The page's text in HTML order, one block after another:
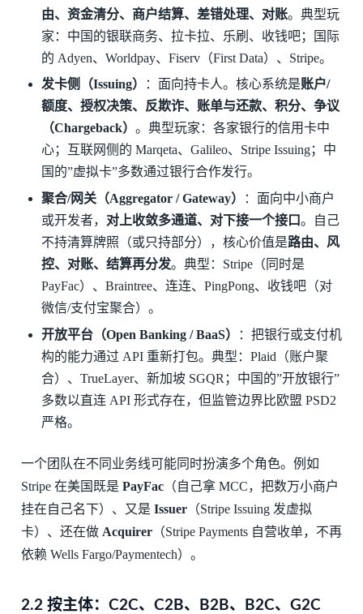
由、资金清分、商户结算、差错处理、对账。典型玩
家：中国的银联商务、拉卡拉、乐刷、收钱吧；国际
的 Adyen、Worldpay、Fiserv（First Data）、Stripe。
发卡侧（Issuing）
：面向持卡人。核心系统是账户/
额度、授权决策、反欺诈、账单与还款、积分、争议
（Chargeback）。典型玩家：各家银行的信用卡中
心；互联网侧的 Marqeta、Galileo、Stripe Issuing；中
国的”虚拟卡”多数通过银行合作发行。
聚合/网关（Aggregator / Gateway）
：面向中小商户
或开发者， 对上收敛多通道、对下接一个接口。自己
不持清算牌照（或只持部分），核心价值是路由、风
控、对账、结算再分发。典型：Stripe（同时是
PayFac）、Braintree、连连、PingPong、收钱吧（对
微信/支付宝聚合）。
开放平台（Open Banking / BaaS）
：把银行或支付机
构的能力通过 API 重新打包。典型：Plaid（账户聚
合）、TrueLayer、新加坡 SGQR；中国的”开放银行”
多数以直连 API 形式存在，但监管边界比欧盟 PSD2
严格。
一个团队在不同业务线可能同时扮演多个角色。例如
Stripe 在美国既是 PayFac（自己拿 MCC，把数万小商户
挂在自己名下）、又是 Issuer（Stripe Issuing 发虚拟
卡）、还在做 Acquirer（Stripe Payments 自营收单，不再
依赖 Wells Fargo/Paymentech）。
2.2 按主体：C2C、C2B、B2B、B2C、G2C